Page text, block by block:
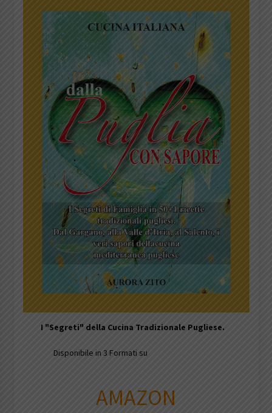
I "Segreti" della Cucina Tradizionale Pugliese.
Disponibile in 3 Formati su
AMAZON